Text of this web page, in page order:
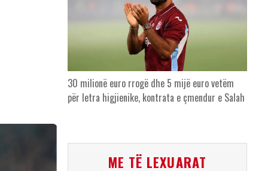
30 milionë euro rrogë dhe 5 mijë euro vetëm
për letra higjienike, kontrata e çmendur e Salah
ME TË LEXUARAT